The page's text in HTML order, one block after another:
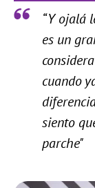
“Y ojalá
es un
cuando
siento
parche"